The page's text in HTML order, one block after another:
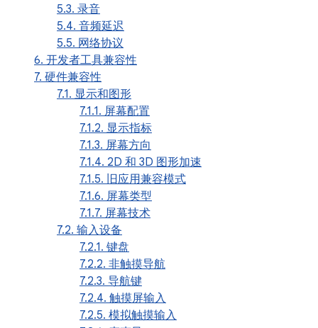
5.3. 录音
5.4. 音频延迟
5.5. 网络协议
6. 开发者工具兼容性
7. 硬件兼容性
7.1. 显示和图形
7.1.1. 屏幕配置
7.1.2. 显示指标
7.1.3. 屏幕方向
7.1.4. 2D 和 3D 图形加速
7.1.5. 旧应用兼容模式
7.1.6. 屏幕类型
7.1.7. 屏幕技术
7.2. 输入设备
7.2.1. 键盘
7.2.2. 非触摸导航
7.2.3. 导航键
7.2.4. 触摸屏输入
7.2.5. 模拟触摸输入